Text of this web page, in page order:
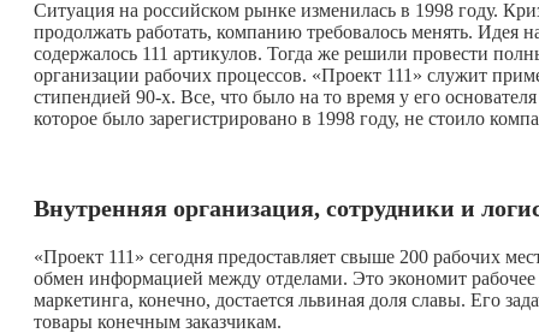
Ситуация на российском рынке изменилась в 1998 году.
продолжать работать, компанию требовалось менять. Идея
содержалось 111 артикулов. Тогда же решили провести
организации рабочих процессов. «Проект 111» служит
стипендией 90-х. Все, что было на то время у его
которое было зарегистрировано в 1998 году, не стоило
Внутренняя организация, сотрудники и
«Проект 111» сегодня предоставляет свыше 200 рабочих
обмен информацией между отделами. Это экономит рабочее
маркетинга, конечно, достается львиная доля славы. Его
товары конечным заказчикам.